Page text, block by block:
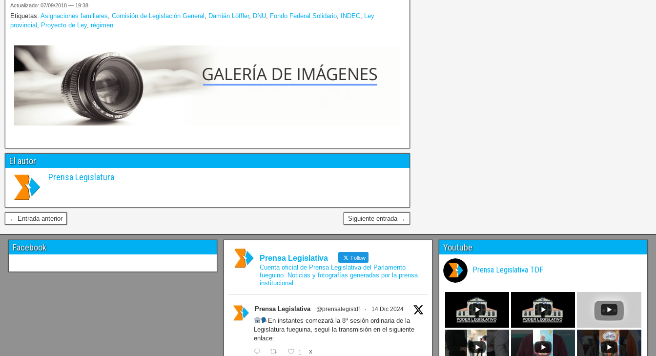
Actualizado: 07/09/2018 — 19:38
Etiquetas: Asignaciones familiares, Comisión de Legislación General , Damián Löffler, DNU, Fondo Federal Solidario, INDEC, Ley
provincial , Proyecto de Ley, régimen
El autor
Prensa Legislatura
← Entrada anterior Siguiente entrada →
Facebook
Prensa Legislativa Follow
Cuenta oficial de Prensa Legislativa del Parlamento
fueguino. Noticias y fotografías generadas por la prensa
institucional.
Prensa Legislativa @prensalegistdf · 14 Dic 2024
En instantes comezará la 8ª sesión ordinaria de la
Legislatura fueguina, seguí la transmisión en el siguiente
enlace:
1 X
Youtube
Prensa Legislativa TDF